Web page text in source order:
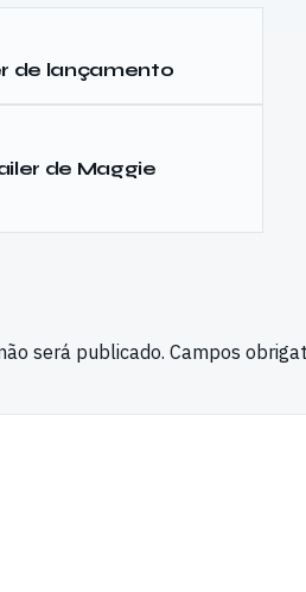
de lançamento
de Maggie
será publicado. Campos